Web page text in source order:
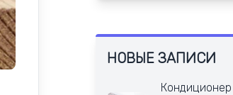
НОВЫЕ ЗАПИСИ